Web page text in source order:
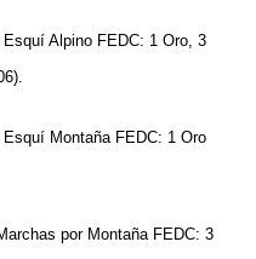
Alpino FEDC: 1 Oro, 3
Montaña FEDC: 1 Oro
por Montaña FEDC: 3